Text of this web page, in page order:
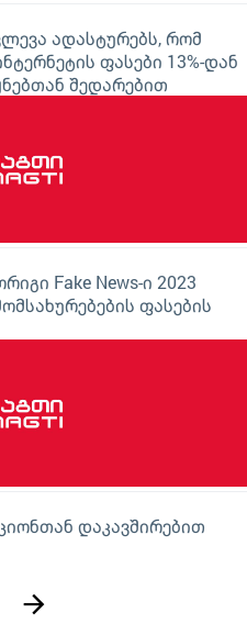
ადასტურებს, რომ
ფასები 13%-დან
შედარებით
Fake News-ი 2023
ფასების
დაკავშირებით